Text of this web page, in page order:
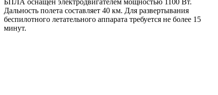
Дальность полета составляет 40 км. Для развертывания
беспилотного летательного аппарата требуется не более 15
минут.